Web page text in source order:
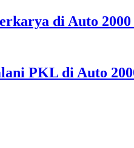
di Auto
PKL di Auto